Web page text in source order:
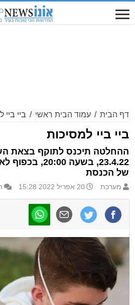
דף הבית / עמוד הבית ראשי / ביי ביי
ביי ביי למסיכות
ההחלטה תיכנס לתוקף בצאת
23.4.22, בשעה
של הכנסת
מערכת 20 אפריל 2022 15:28